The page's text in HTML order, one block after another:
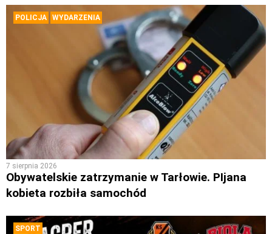
POLICJA WYDARZENIA
7 sierpnia 2026
Obywatelskie zatrzymanie w Tarłowie. PIjana
kobieta rozbiła samochód
SPORT